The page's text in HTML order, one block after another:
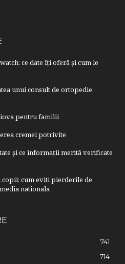
ce date îți oferă și cum le
unui consult de ortopedie
pentru familii
cremei potrivite
și ce informații merită verificate
cum eviti pierderile de
nationala
741
714